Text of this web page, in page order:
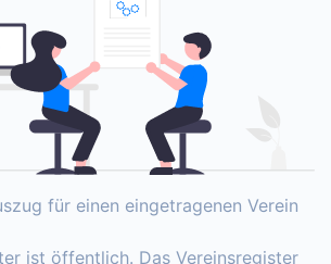
für einen eingetragenen Verein
ist öffentlich. Das Vereinsregister